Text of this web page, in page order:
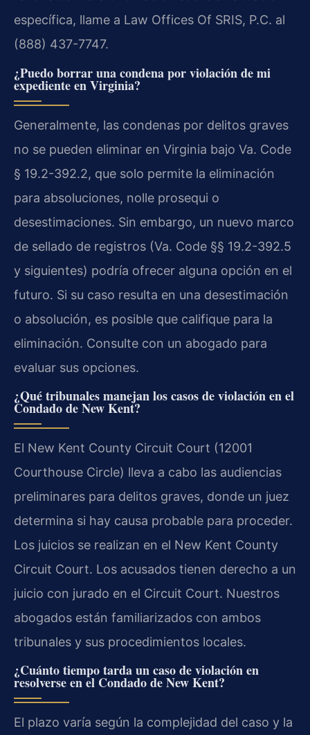
específica, llame a Law Offices Of SRIS, P.C. al
(888) 437-7747.
¿Puedo borrar una condena por violación de mi
expediente en Virginia?
Generalmente, las condenas por delitos graves
no se pueden eliminar en Virginia bajo Va. Code
§ 19.2-392.2, que solo permite la eliminación
para absoluciones, nolle prosequi o
desestimaciones. Sin embargo, un nuevo marco
de sellado de registros (Va. Code §§ 19.2-392.5
y siguientes) podría ofrecer alguna opción en el
futuro. Si su caso resulta en una desestimación
o absolución, es posible que califique para la
eliminación. Consulte con un abogado para
evaluar sus opciones.
¿Qué tribunales manejan los casos de violación en el
Condado de New Kent?
El New Kent County Circuit Court (12001
Courthouse Circle) lleva a cabo las audiencias
preliminares para delitos graves, donde un juez
determina si hay causa probable para proceder.
Los juicios se realizan en el New Kent County
Circuit Court. Los acusados tienen derecho a un
juicio con jurado en el Circuit Court. Nuestros
abogados están familiarizados con ambos
tribunales y sus procedimientos locales.
¿Cuánto tiempo tarda un caso de violación en
resolverse en el Condado de New Kent?
El plazo varía según la complejidad del caso y la